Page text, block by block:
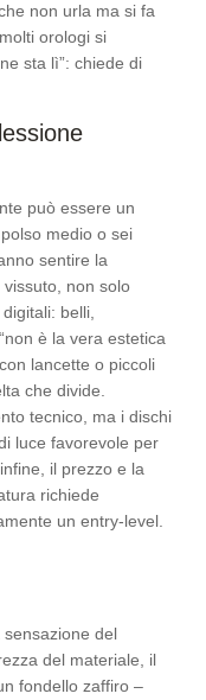
non urla ma si fa
orologi si
sta lì”: chiede di
può essere un
medio o sei
sentire la
non solo
belli,
è la vera estetica
lancette o piccoli
che divide.
tecnico, ma i dischi
luce favorevole per
il prezzo e la
richiede
un entry-level.
del
del materiale, il
fondello zaffiro –